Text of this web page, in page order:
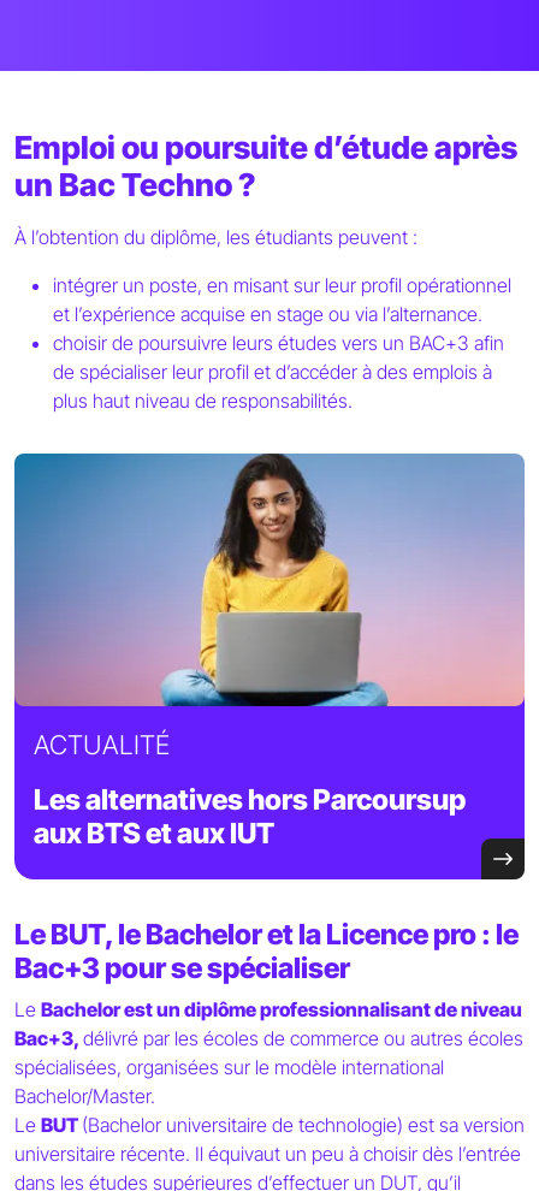
Emploi ou poursuite d’étude après
un Bac Techno ?
À l’obtention du diplôme, les étudiants peuvent :
intégrer un poste, en misant sur leur profil opérationnel
et l’expérience acquise en stage ou via l’alternance.
choisir de poursuivre leurs études vers un BAC+3 afin
de spécialiser leur profil et d’accéder à des emplois à
plus haut niveau de responsabilités.
ACTUALITÉ
Les alternatives hors Parcoursup
aux BTS et aux IUT
Le BUT, le Bachelor et la Licence pro : le
Bac+3 pour se spécialiser
Le Bachelor est un diplôme professionnalisant de niveau
Bac+3, délivré par les écoles de commerce ou autres écoles
spécialisées, organisées sur le modèle international
Bachelor/Master.
Le BUT(Bachelor universitaire de technologie) est sa version
universitaire récente. Il équivaut un peu à choisir dès l’entrée
dans les études supérieures d’effectuer un DUT, qu’il